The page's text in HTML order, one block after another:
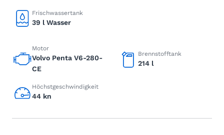
Frischwassertank
39 l Wasser
Motor
Volvo Penta V6-280-
CE
Brennstofftank
214 l
Höchstgeschwindigkeit
44 kn